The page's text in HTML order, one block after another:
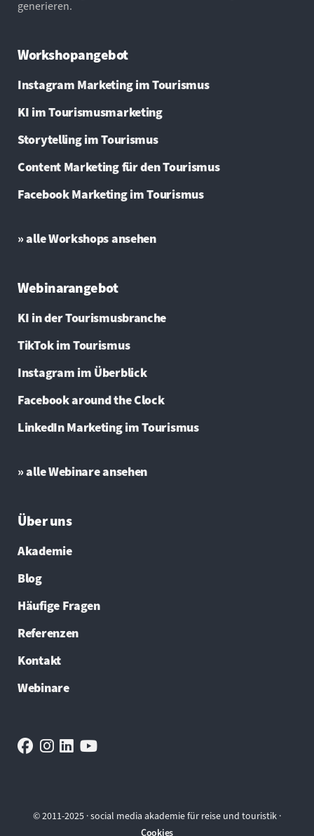
generieren.
Workshopangebot
Instagram Marketing im Tourismus
KI im Tourismusmarketing
Storytelling im Tourismus
Content Marketing für den Tourismus
Facebook Marketing im Tourismus
» alle Workshops ansehen
Webinarangebot
KI in der Tourismusbranche
TikTok im Tourismus
Instagram im Überblick
Facebook around the Clock
LinkedIn Marketing im Tourismus
» alle Webinare ansehen
Über uns
Akademie
Blog
Häufige Fragen
Referenzen
Kontakt
Webinare
© 2011-2025 · social media akademie für reise und touristik ·